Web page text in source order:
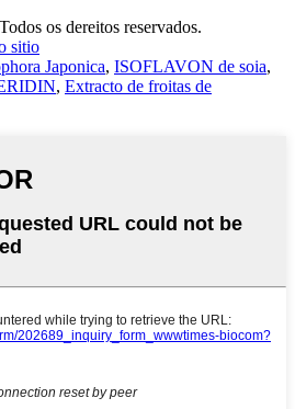
os dereitos reservados.
sitio
Japonica, ISOFLAVON de soia,
, Extracto de froitas de